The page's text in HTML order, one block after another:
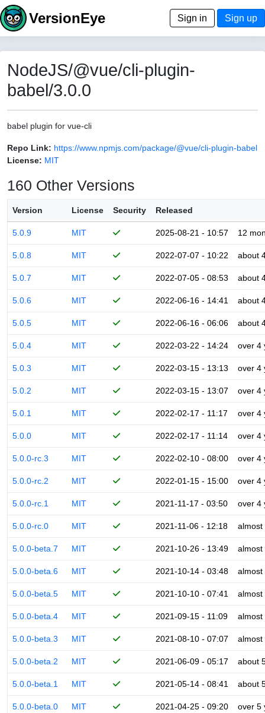
VersionEye Sign in Sign up
NodeJS/@vue/cli-plugin-
babel/3.0.0
babel plugin for vue-cli
Repo Link: https://www.npmjs.com/package/@vue/cli-plugin-babel
License: MIT
160 Other Versions
Version License Security Released
5.0.9 MIT 2025-08-21 - 10:57 12
5.0.8 MIT 2022-07-07 - 10:22 about
5.0.7 MIT 2022-07-05 - 08:53 about
5.0.6 MIT 2022-06-16 - 14:41 about
5.0.5 MIT 2022-06-16 - 06:06 about
5.0.4 MIT 2022-03-22 - 14:24 over 4
5.0.3 MIT 2022-03-15 - 13:13 over 4
5.0.2 MIT 2022-03-15 - 13:07 over 4
5.0.1 MIT 2022-02-17 - 11:17 over 4
5.0.0 MIT 2022-02-17 - 11:14 over 4
5.0.0-rc.3 MIT 2022-02-10 - 08:00 over 4
5.0.0-rc.2 MIT 2022-01-15 - 15:00 over 4
5.0.0-rc.1 MIT 2021-11-17 - 03:50 over 4
5.0.0-rc.0 MIT 2021-11-06 - 12:18 almost
5.0.0-beta.7 MIT 2021-10-26 - 13:49 almost
5.0.0-beta.6 MIT 2021-10-14 - 03:48 almost
5.0.0-beta.5 MIT 2021-10-10 - 07:41 almost
5.0.0-beta.4 MIT 2021-09-15 - 11:09 almost
5.0.0-beta.3 MIT 2021-08-10 - 07:07 almost
5.0.0-beta.2 MIT 2021-06-09 - 05:17 about
5.0.0-beta.1 MIT 2021-05-14 - 08:41 about
5.0.0-beta.0 MIT 2021-04-25 - 09:20 over 5